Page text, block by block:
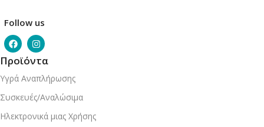
Follow us
Προϊόντα
Υγρά Αναπλήρωσης
Συσκευές/Αναλώσιμα
Ηλεκτρονικά μιας Χρήσης